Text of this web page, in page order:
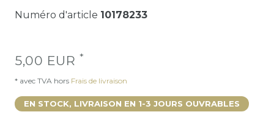
Numéro d'article 10178233
5,00 EUR *
* avec TVA hors Frais de livraison
EN STOCK, LIVRAISON EN 1-3 JOURS OUVRABLES